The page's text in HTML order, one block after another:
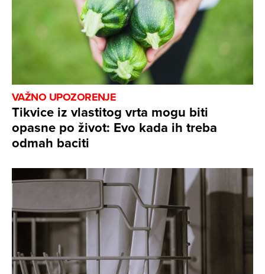
VAŽNO UPOZORENJE
Tikvice iz vlastitog vrta mogu biti
opasne po život: Evo kada ih treba
odmah baciti